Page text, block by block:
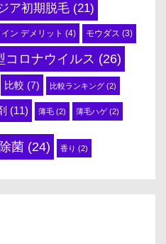
ア初期脱毛 (21)
ン デメリット (4) モウダス (3)
コロナウイルス (26)
比較 (7) 比較ランキング (2)
(11) 薄毛 (2) 薄毛ハゲ(2)
除菌 (24) 香り (2)